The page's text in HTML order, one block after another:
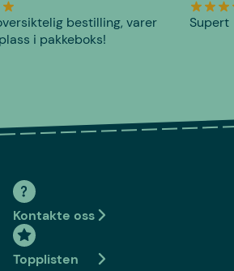
bestilling, varer
i pakkeboks!
Supert
Kontakte oss
Topplisten